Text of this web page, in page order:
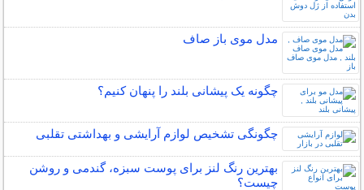
مدل موی باز صاف
چگونه یک پیشانی بلند را پنهان کنیم؟
چگونگی تشخیص لوازم آرایشی و بهداشتی تقلبی
بهترین رنگ لنز برای پوست سبزه، گندمی و روشن
چیست؟